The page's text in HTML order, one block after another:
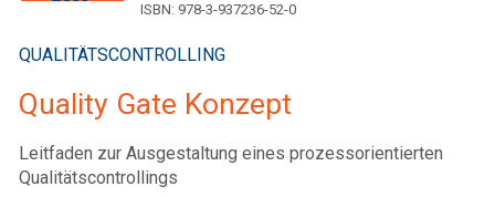
ISBN: 978-3-937236-52-0
QUALITÄTSCONTROLLING
Quality Gate Konzept
Leitfaden zur Ausgestaltung eines prozessorientierten
Qualitätscontrollings